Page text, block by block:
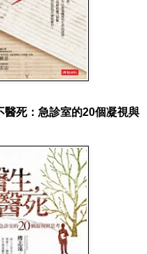
醫死：急診室的20個凝視與